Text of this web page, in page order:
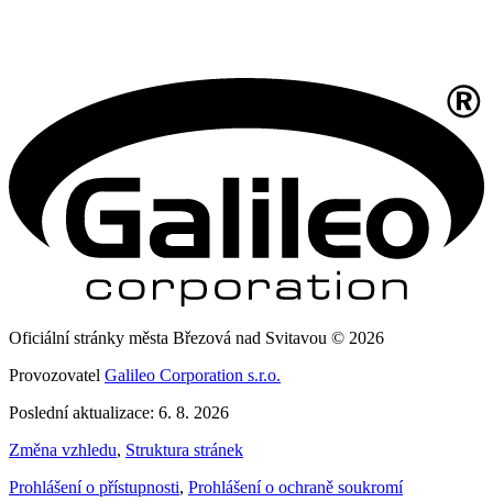
Oficiální stránky města Březová nad Svitavou © 2026
Provozovatel Galileo Corporation s.r.o.
Poslední aktualizace: 6. 8. 2026
Změna vzhledu, Struktura stránek
Prohlášení o přístupnosti, Prohlášení o ochraně soukromí